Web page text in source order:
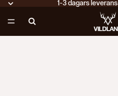
1-3 dagars leverans